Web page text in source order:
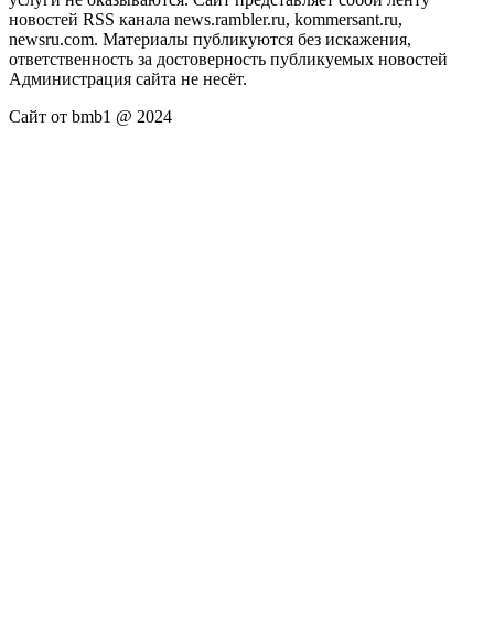
новостей RSS канала news.rambler.ru, kommersant.ru,
newsru.com. Материалы публикуются без искажения,
ответственность за достоверность публикуемых новостей
Администрация сайта не несёт.
Сайт от bmb1 @ 2024